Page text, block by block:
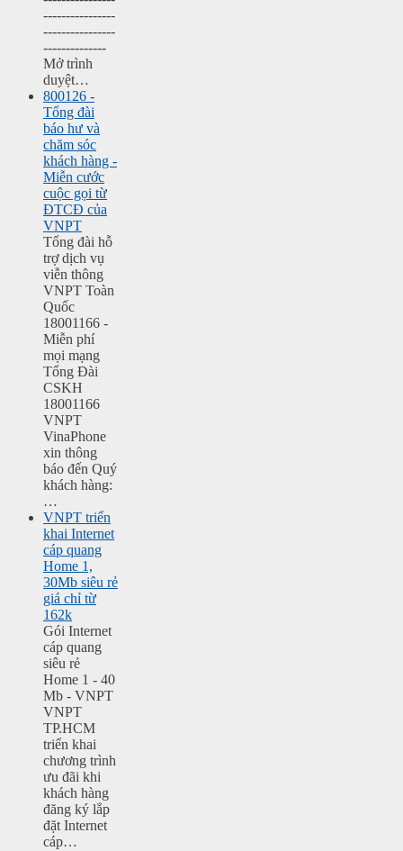
----------------
----------------
--------------
Mở trình
duyệt…
800126 -
Tổng đài
báo hư và
chăm sóc
khách hàng -
Miễn cước
cuộc gọi từ
ĐTCĐ của
VNPT
Tổng đài hỗ
trợ dịch vụ
viễn thông
VNPT Toàn
Quốc
18001166 -
Miễn phí
mọi mạng
Tổng Đài
CSKH
18001166
VNPT
VinaPhone
xin thông
báo đến Quý
khách hàng:
…
VNPT triển
khai Internet
cáp quang
Home 1,
30Mb siêu rẻ
giá chỉ từ
162k
Gói Internet
cáp quang
siêu rẻ
Home 1 - 40
Mb - VNPT
VNPT
TP.HCM
triển khai
chương trình
ưu đãi khi
khách hàng
đăng ký lắp
đặt Internet
cáp…